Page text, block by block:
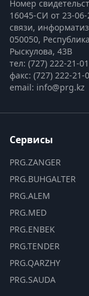
Номер
16045-СИ от 23-
связи,
050050,
Рыскулова, 43В
тел: (727) 222-21-01
факс: (727) 222-21-
email: info@prg.kz
Сервисы
PRG.ZANGER
PRG.BUHGALTER
PRG.ALEM
PRG.MED
PRG.ENBEK
PRG.TENDER
PRG.QARZHY
PRG.SAUDA